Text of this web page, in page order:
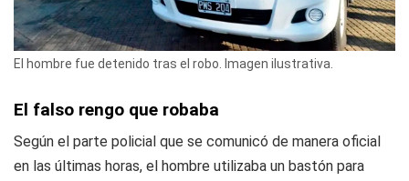
El hombre fue detenido tras el robo. Imagen ilustrativa.
El falso rengo que robaba
Según el parte policial que se comunicó de manera oficial
en las últimas horas, el hombre utilizaba un bastón para